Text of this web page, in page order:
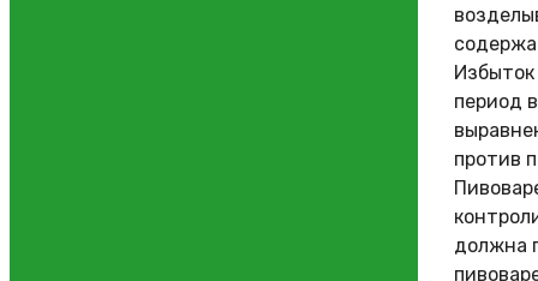
период
против
должна